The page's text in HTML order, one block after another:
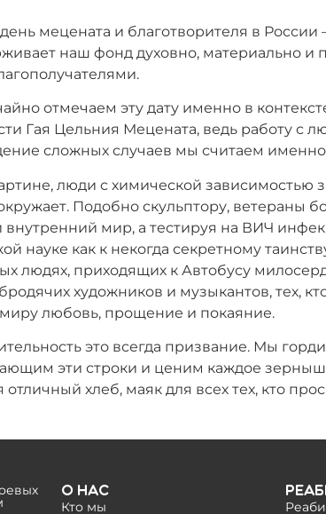
мецената и благотворителя в России
наш фонд духовно, материально
отмечаем эту дату именно в
Гая Цельния Мецената, ведь работу с
сложных случаев мы считаем именно
люди с химической зависимостью
окружает. Подобно скульптору, ветераны
внутренний мир, а тестируя на ВИЧ
науке как к некогда секретному
людях, приходящих к Автобусу
художников и музыкантов, тех,
любовь, прощение и покаяние.
это всегда призвание. Мы
эти строки и ценим каждое
отличный хлеб, маяк для всех тех, кто
О нас
Кто мы